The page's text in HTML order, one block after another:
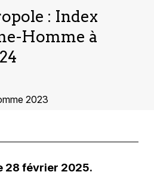
: Index
Homme à
28 février 2025.